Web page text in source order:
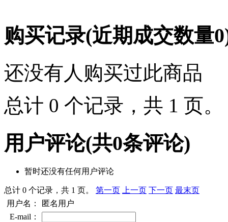
购买记录(近期成交数量0
还没有人购买过此商品
总计 0 个记录，共 1 页。
用户评论(共0条评论)
暂时还没有任何用户评论
总计 0 个记录，共 1 页。 第一页 上一页 下一页 最末页
用户名：
匿名用户
E-mail：